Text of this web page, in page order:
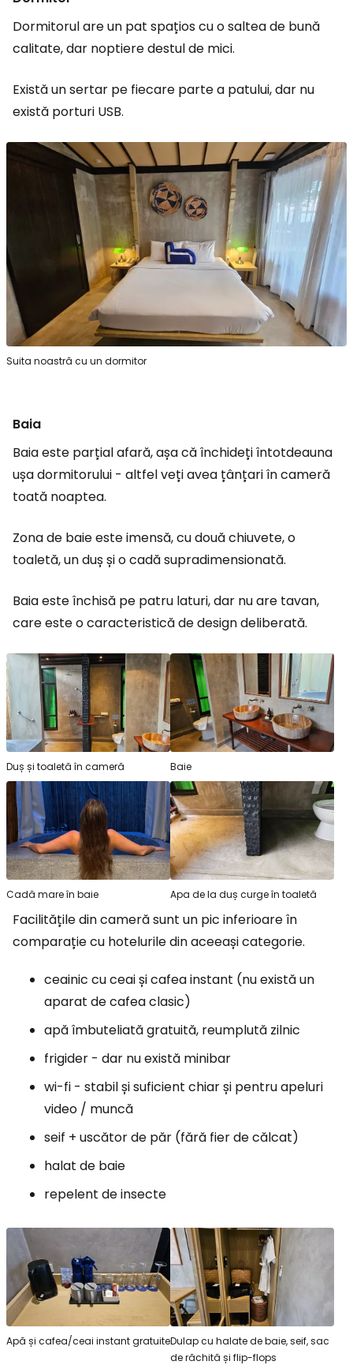
Dormitorul are un pat spațios cu o saltea de bună
calitate, dar noptiere destul de mici.
Există un sertar pe fiecare parte a patului, dar nu
există porturi USB.
Suita noastră cu un dormitor
Baia
Baia este parțial afară, așa că închideți întotdeauna
ușa dormitorului - altfel veți avea țânțari în cameră
toată noaptea.
Zona de baie este imensă, cu două chiuvete, o
toaletă, un duș și o cadă supradimensionată.
Baia este închisă pe patru laturi, dar nu are tavan,
care este o caracteristică de design deliberată.
Duș și toaletă în cameră Baie
Cadă mare în baie Apa de la duș curge în toaletă
Facilitățile din cameră sunt un pic inferioare în
comparație cu hotelurile din aceeași categorie.
ceainic cu ceai și cafea instant (nu există un
aparat de cafea clasic)
apă îmbuteliată gratuită, reumplută zilnic
frigider - dar nu există minibar
wi-fi - stabil și suficient chiar și pentru apeluri
video / muncă
seif + uscător de păr (fără fier de călcat)
halat de baie
repelent de insecte
Apă și cafea/ceai instant gratuiteDulap cu halate de baie, seif, sac
de răchită și flip-flops